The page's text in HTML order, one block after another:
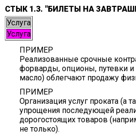
СТЫК 1.3. "БИЛЕТЫ НА
Услуга
Услуга
ПРИМЕР
Реализованные срочные
форварды, опционы, путевки
масло) облегчают продажу
ПРИМЕР
Организация услуг проката (а
упрощения последующей
дорогостоящих товаров
не только).